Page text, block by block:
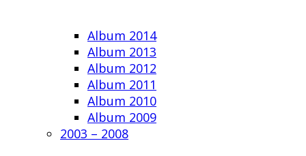
Album 2014
Album 2013
Album 2012
Album 2011
Album 2010
Album 2009
2003 – 2008